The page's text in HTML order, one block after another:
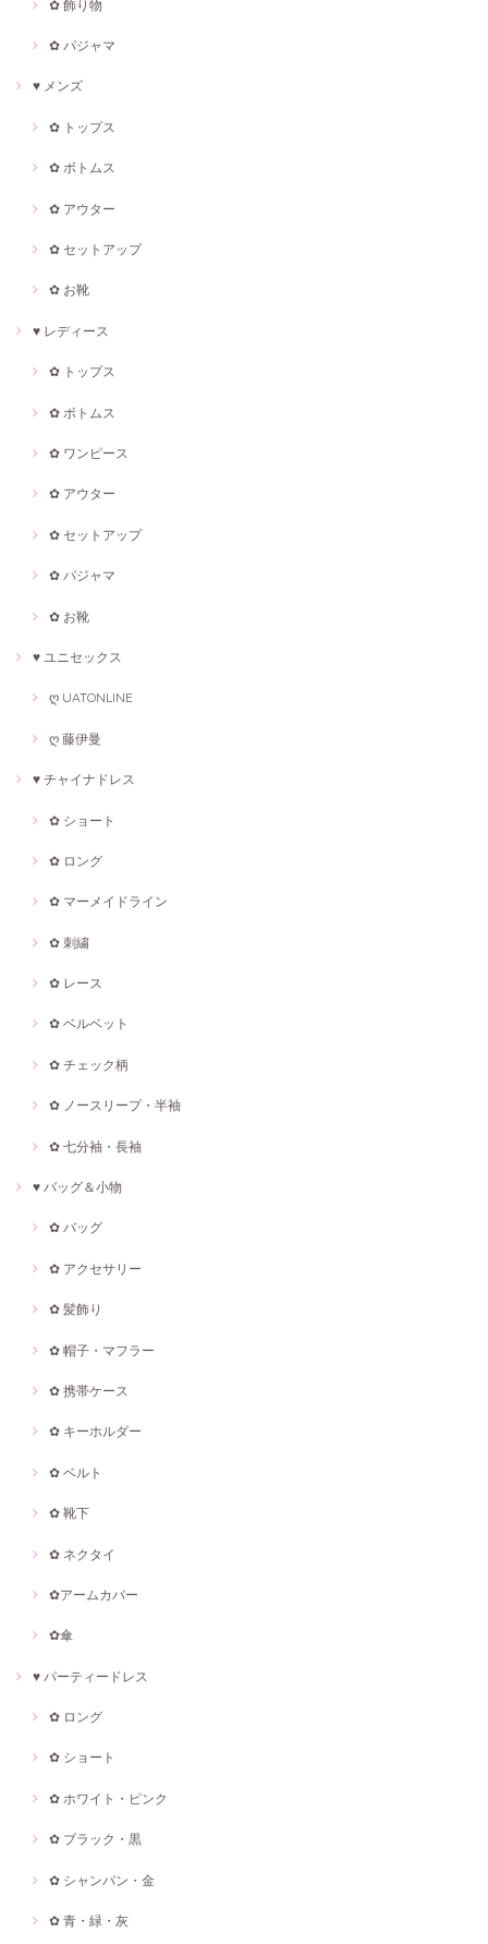
✿ 飾り物
✿ パジャマ
♥ メンズ
✿ トップス
✿ ボトムス
✿ アウター
✿ セットアップ
✿ お靴
♥ レディース
✿ トップス
✿ ボトムス
✿ ワンピース
✿ アウター
✿ セットアップ
✿ パジャマ
✿ お靴
♥ ユニセックス
ღ UATONLINE
ღ 藤伊曼
♥ チャイナドレス
✿ ショート
✿ ロング
✿ マーメイドライン
✿ 刺繍
✿ レース
✿ ベルベット
✿ チェック柄
✿ ノースリープ・半袖
✿ 七分袖・長袖
♥ バッグ＆小物
✿ バッグ
✿ アクセサリー
✿ 髪飾り
✿ 帽子・マフラー
✿ 携帯ケース
✿ キーホルダー
✿ ベルト
✿ 靴下
✿ ネクタイ
✿アームカバー
✿傘
♥ パーティードレス
✿ ロング
✿ ショート
✿ ホワイト・ピンク
✿ ブラック・黒
✿ シャンパン・金
✿ 青・緑・灰